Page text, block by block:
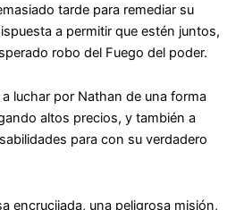
tarde para remediar su
a permitir que estén juntos,
robo del Fuego del poder.
luchar por Nathan de una forma
altos precios, y también a
para con su verdadero
encrucijada, una peligrosa misión,